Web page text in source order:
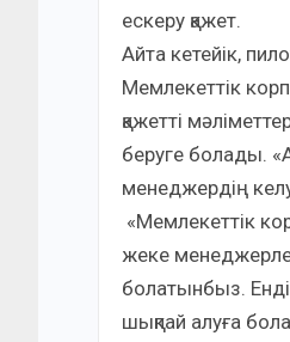
ескеру қажет.
Айта кетейік,
Мемлекеттік
қажетті
беруге болады.
менеджердің
«Мемлекеттік
жеке
болатынбыз. Енді
шықпай алуға